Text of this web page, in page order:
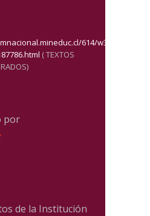
614/w3-
( TEXTOS
por
de la Institución